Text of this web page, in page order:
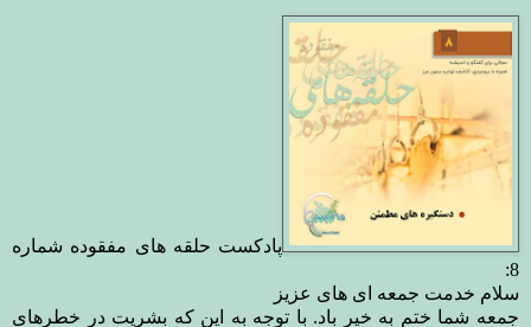
پادکست حلقه های مفقوده شماره
8:
سلام خدمت جمعه ای های عزیز
جمعه شما ختم به خیر باد. با توجه به این که بشریت در خطرهای